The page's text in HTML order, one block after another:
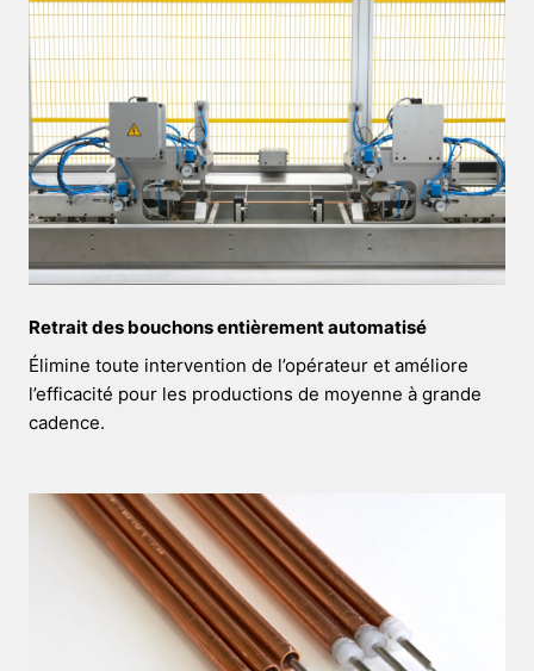
Retrait des bouchons entièrement automatisé
Élimine toute intervention de l’opérateur et améliore
l’efficacité pour les productions de moyenne à grande
cadence.